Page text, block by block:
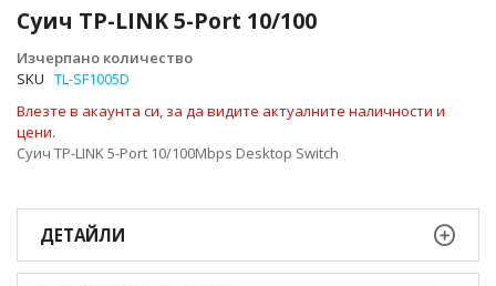
Суич TP-LINK 5-Port 10/100
Изчерпано количество
SKU TL-SF1005D
Влезте в акаунта си, за да видите актуалните наличности и
цени.
Суич TP-LINK 5-Port 10/100Mbps Desktop Switch
към
началото
на
галерия
снимки
ДЕТАЙЛИ